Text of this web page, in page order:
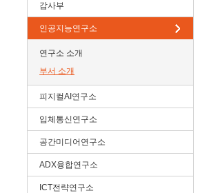
감사부
인공지능연구소
연구소 소개
부서 소개
피지컬AI연구소
입체통신연구소
공간미디어연구소
ADX융합연구소
ICT전략연구소